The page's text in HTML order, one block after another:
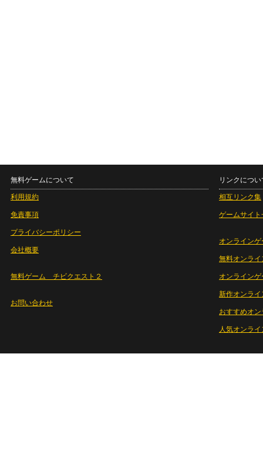
無料ゲームについて
利用規約
免責事項
プライバシーポリシー
会社概要
無料ゲーム チビクエスト２
お問い合わせ
リンクについ
相互リンク集
ゲームサイト
オンラインゲ
無料オンライ
オンライン
新作オンライ
おすすめオ
人気オンラ